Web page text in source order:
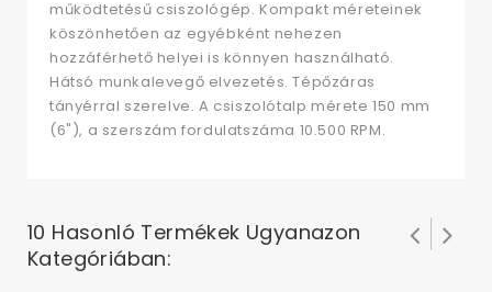
működtetésű csiszológép. Kompakt méreteinek
köszönhetően az egyébként nehezen
hozzáférhető helyei is könnyen használható.
Hátsó munkalevegő elvezetés. Tépőzáras
tányérral szerelve. A csiszolótalp mérete 150 mm
(6"), a szerszám fordulatszáma 10.500 RPM.
10 Hasonló Termékek Ugyanazon
Kategóriában: